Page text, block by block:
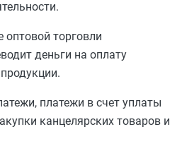
оптовой торговли
деньги на оплату
платежи в счет уплаты
канцелярских товаров и